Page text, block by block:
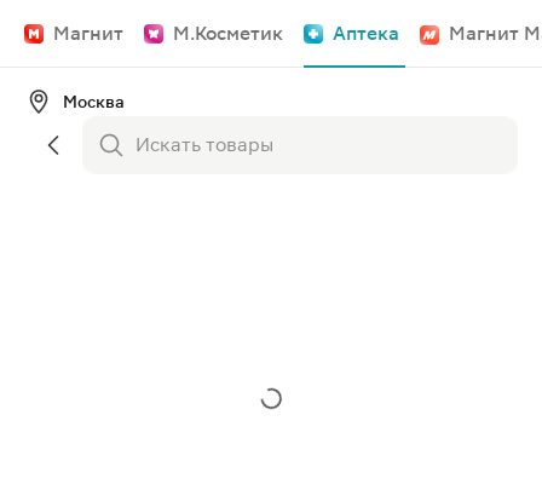
Магнит М.Косметик Аптека Магнит
Москва